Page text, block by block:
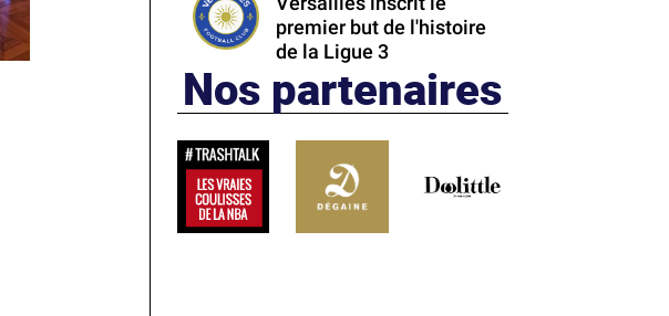
premier but de l'histoire
de la Ligue 3
Nos partenaires